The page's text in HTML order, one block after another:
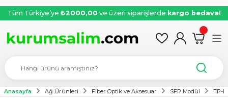
Tüm Türkiye’ye ₺2000,00 ve üzeri siparişlerde kargo bedava!
Anasayfa Ağ Ürünleri Fiber Optik ve Aksesuar SFP Modül TP-